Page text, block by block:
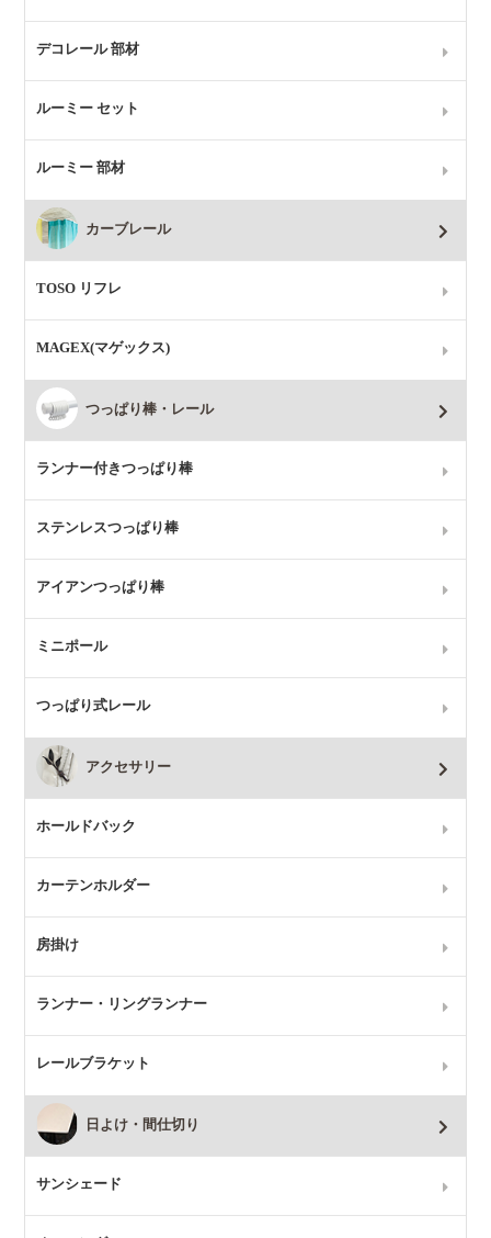
デコレール 部材
ルーミー セット
ルーミー 部材
カーブレール
TOSO リフレ
MAGEX(マゲックス)
つっぱり棒・レール
ランナー付きつっぱり棒
ステンレスつっぱり棒
アイアンつっぱり棒
ミニポール
つっぱり式レール
アクセサリー
ホールドバック
カーテンホルダー
房掛け
ランナー・リングランナー
レールブラケット
日よけ・間仕切り
サンシェード